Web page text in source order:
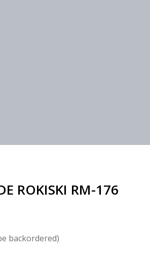
ROKISKI RM-176
backordered)